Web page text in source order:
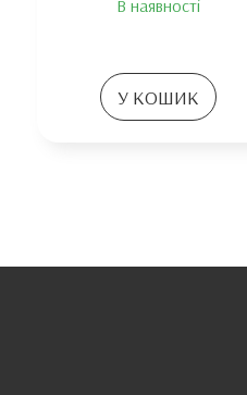
В наявності
У КОШИК